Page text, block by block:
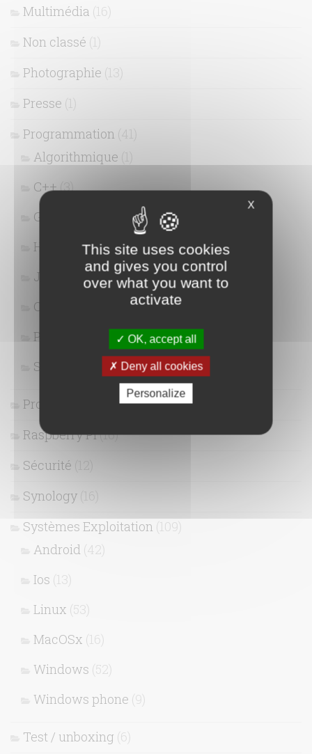
Multimédia (16)
Non classé (1)
Photographie (13)
Presse (1)
Programmation (41)
Algorithmique (1)
C++(3)
Git
HTML / CSS(9)
Javascript / Jquery(5)
Outils
PHP
Snippet
Projets
Raspberry Pi(16)
Sécurité (12)
Synology (16)
Systèmes Exploitation (109)
Android (42)
Ios (13)
Linux (53)
MacOSx (16)
Windows (52)
Windows phone (9)
Test / unboxing (6)
X
This site uses cookies
and gives you control
over what you want to
activate
OK, accept all
Deny all cookies
Personalize